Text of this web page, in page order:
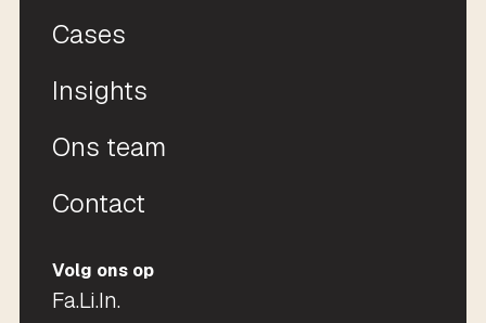
Cases
Insights
Ons team
Contact
Volg ons op
Fa.Li.In.